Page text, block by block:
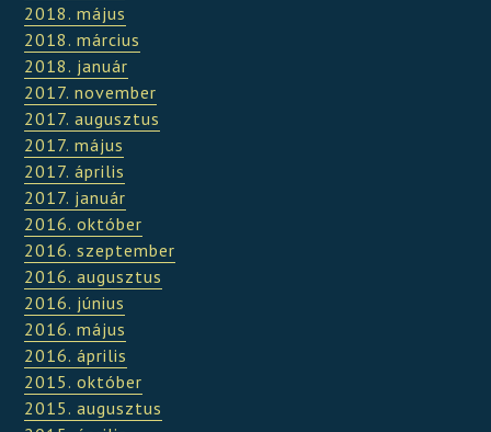
2018. május
2018. március
2018. január
2017. november
2017. augusztus
2017. május
2017. április
2017. január
2016. október
2016. szeptember
2016. augusztus
2016. június
2016. május
2016. április
2015. október
2015. augusztus